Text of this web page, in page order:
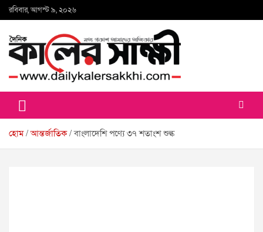
Skip
to
রবিবার, আগস্ট ৯, ২০২৬
কালের সাক্ষী
হোম আন্তর্জাতিক বাংলাদেশি পণ্যে ৩৭ শতাংশ শুল্ক